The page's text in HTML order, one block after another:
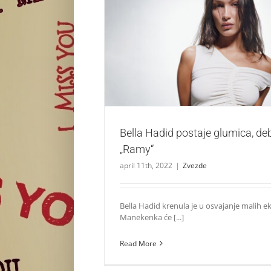
Bella Hadid postaje glumica, debituje u
Zvezde
Bella Hadid postaje glumica,
„Ramy“
april 11th, 2022 | Zvezde
Bella Hadid krenula je u osvajanje malih
Manekenka će [...]
Read More